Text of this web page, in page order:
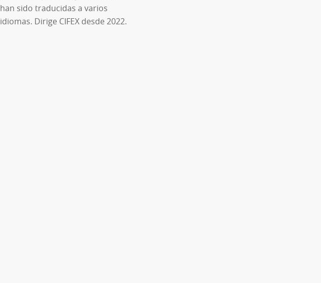
han sido traducidas a varios
idiomas. Dirige CIFEX desde 2022.